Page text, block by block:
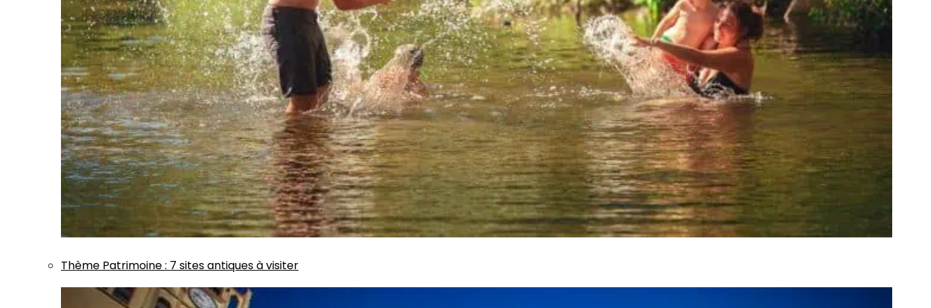
Thème Patrimoine: 7 sites antiques à visiter